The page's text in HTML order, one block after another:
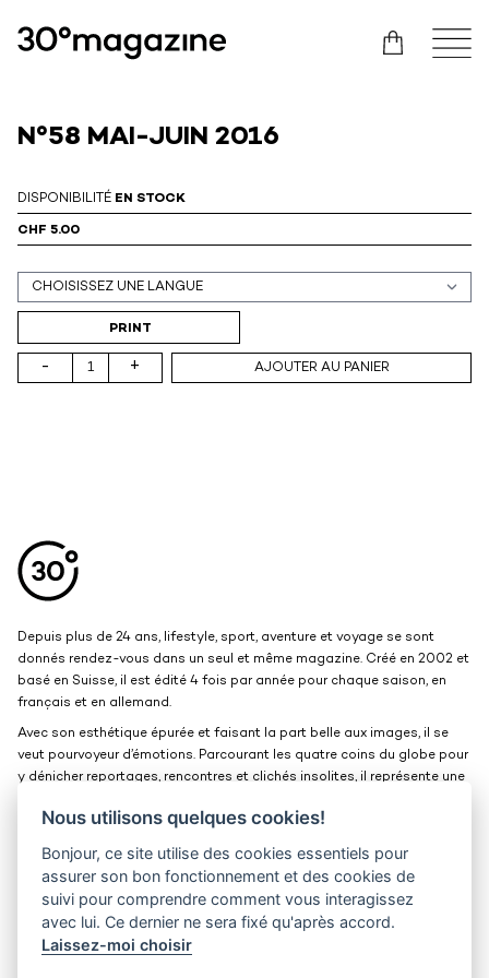
N°58 MAI-JUIN 2016
DISPONIBILITÉ EN STOCK
CHF 5.00
Support (print ou digital)
PRINT
- + AJOUTER AU PANIER
Depuis plus de 24 ans, lifestyle, sport, aventure et voyage se sont
donnés rendez-vous dans un seul et même magazine. Créé en 2002 et
basé en Suisse, il est édité 4 fois par année pour chaque saison, en
français et en allemand.
Avec son esthétique épurée et faisant la part belle aux images, il se
veut pourvoyeur d’émotions. Parcourant les quatre coins du globe pour
y dénicher reportages, rencontres et clichés insolites, il représente une
Contact
Jobs Confidentialité
30° magazine
Nous utilisons quelques cookies!
Bonjour, ce site utilise des cookies essentiels pour
assurer son bon fonctionnement et des cookies de
suivi pour comprendre comment vous interagissez
avec lui. Ce dernier ne sera fixé qu'après accord.
Laissez-moi choisir